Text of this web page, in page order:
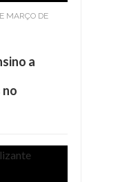
MARÇO DE
a
no